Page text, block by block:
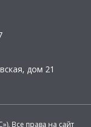
дом 21
Все права на сайт